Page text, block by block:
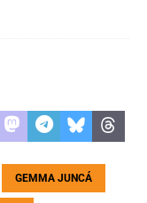
GEMMA JUNCÁ